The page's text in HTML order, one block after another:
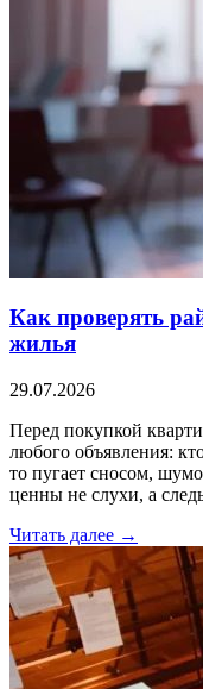
Как проверять
жилья
29.07.2026
Перед покупкой
любого объявления:
то пугает сносом,
ценны не слухи, а
Читать далее →